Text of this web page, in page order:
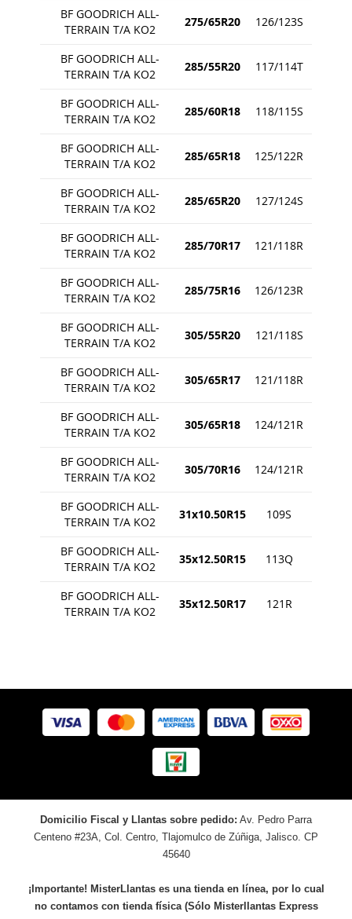
BF GOODRICH ALL-
TERRAIN T/A KO2
275/65R20 126/123S
BF GOODRICH ALL-
TERRAIN T/A KO2
285/55R20 117/114T
BF GOODRICH ALL-
TERRAIN T/A KO2
285/60R18 118/115S
BF GOODRICH ALL-
TERRAIN T/A KO2
285/65R18 125/122R
BF GOODRICH ALL-
TERRAIN T/A KO2
285/65R20 127/124S
BF GOODRICH ALL-
TERRAIN T/A KO2
285/70R17 121/118R
BF GOODRICH ALL-
TERRAIN T/A KO2
285/75R16 126/123R
BF GOODRICH ALL-
TERRAIN T/A KO2
305/55R20 121/118S
BF GOODRICH ALL-
TERRAIN T/A KO2
305/65R17 121/118R
BF GOODRICH ALL-
TERRAIN T/A KO2
305/65R18 124/121R
BF GOODRICH ALL-
TERRAIN T/A KO2
305/70R16 124/121R
BF GOODRICH ALL-
TERRAIN T/A KO2
31x10.50R15 109S
BF GOODRICH ALL-
TERRAIN T/A KO2
35x12.50R15 113Q
BF GOODRICH ALL-
TERRAIN T/A KO2
35x12.50R17 121R
Domicilio Fiscal y Llantas sobre pedido: Av. Pedro Parra
Centeno #23A, Col. Centro, Tlajomulco de Zúñiga, Jalisco. CP
45640
¡Importante! MisterLlantas es una tienda en línea, por lo cual
no contamos con tienda física (Sólo Misterllantas Express